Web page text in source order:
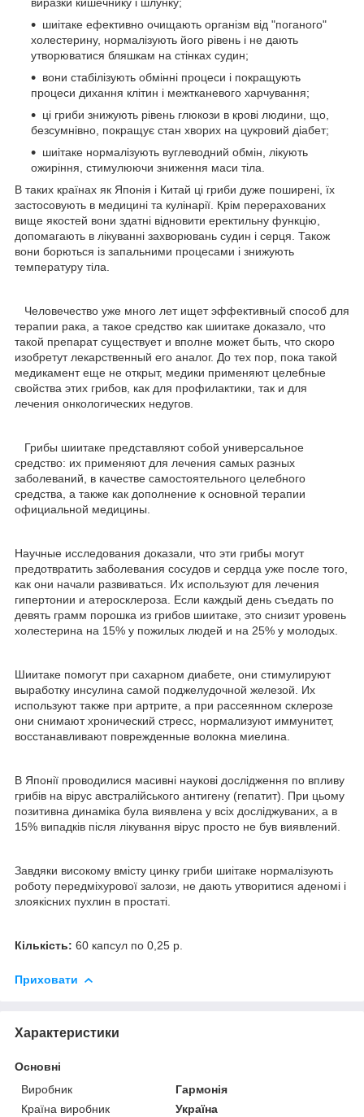
шиітаке ефективно очищають організм від "поганого"
холестерину, нормалізують його рівень і не дають
утворюватися бляшкам на стінках судин;
вони стабілізують обмінні процеси і покращують
процеси дихання клітин і межтканевого харчування;
ці гриби знижують рівень глюкози в крові людини, що,
безсумнівно, покращує стан хворих на цукровий діабет;
шиітаке нормалізують вуглеводний обмін, лікують
ожиріння, стимулюючи зниження маси тіла.
В таких країнах як Японія і Китай ці гриби дуже поширені, їх
застосовують в медицині та кулінарії. Крім перерахованих
вище якостей вони здатні відновити еректильну функцію,
допомагають в лікуванні захворювань судин і серця. Також
вони борються із запальними процесами і знижують
температуру тіла.
Человечество уже много лет ищет эффективный способ для
терапии рака, а такое средство как шиитаке доказало, что
такой препарат существует и вполне может быть, что скоро
изобретут лекарственный его аналог. До тех пор, пока такой
медикамент еще не открыт, медики применяют целебные
свойства этих грибов, как для профилактики, так и для
лечения онкологических недугов.
Грибы шиитаке представляют собой универсальное
средство: их применяют для лечения самых разных
заболеваний, в качестве самостоятельного целебного
средства, а также как дополнение к основной терапии
официальной медицины.
Научные исследования доказали, что эти грибы могут
предотвратить заболевания сосудов и сердца уже после того,
как они начали развиваться. Их используют для лечения
гипертонии и атеросклероза. Если каждый день съедать по
девять грамм порошка из грибов шиитаке, это снизит уровень
холестерина на 15% у пожилых людей и на 25% у молодых.
Шиитаке помогут при сахарном диабете, они стимулируют
выработку инсулина самой поджелудочной железой. Их
используют также при артрите, а при рассеянном склерозе
они снимают хронический стресс, нормализуют иммунитет,
восстанавливают поврежденные волокна миелина.
В Японії проводилися масивні наукові дослідження по впливу
грибів на вірус австралійського антигену (гепатит). При цьому
позитивна динаміка була виявлена у всіх досліджуваних, а в
15% випадків після лікування вірус просто не був виявлений.
Завдяки високому вмісту цинку гриби шиітаке нормалізують
роботу передміхурової залози, не дають утворитися аденомі і
злоякісних пухлин в простаті.
Кількість: 60 капсул по 0,25 р.
Приховати
Характеристики
Основні
Виробник
Гармонія
Країна виробник
Україна